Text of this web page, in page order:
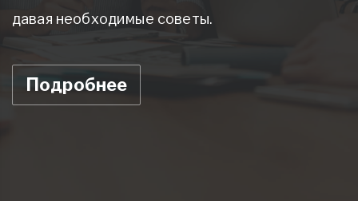
давая необходимые советы.
Подробнее